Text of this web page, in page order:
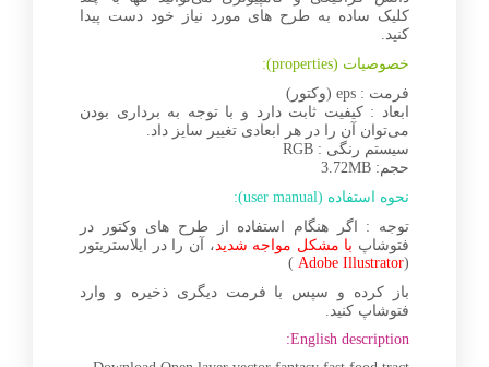
کلیک ساده به طرح های مورد نیاز خود دست پیدا
کنید.
خصوصیات (properties):
فرمت : eps (وکتور)
ابعاد : کیفیت ثابت دارد و با توجه به برداری بودن
می‌توان آن را در هر ابعادی تغییر سایز داد.
سیستم رنگی : RGB
حجم: 3.72MB
نحوه استفاده (user manual):
توجه : اگر هنگام استفاده از طرح های وکتور در
فتوشاپ با مشکل مواجه شدید، آن را در ایلاستریتور
(
Adobe Illustrator
)
باز کرده و سپس با فرمت دیگری ذخیره و وارد
فتوشاپ کنید.
English description: